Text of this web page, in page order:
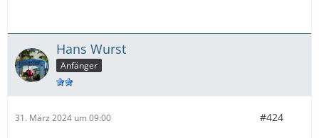
Hans Wurst
Anfänger
31. März 2024 um 09:00 #424